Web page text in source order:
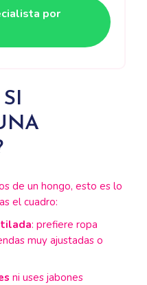
por
de un hongo, esto es lo
el cuadro:
: prefiere ropa
muy ajustadas o
ni uses jabones